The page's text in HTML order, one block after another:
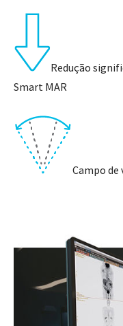
Redução
Smart MAR
Campo de